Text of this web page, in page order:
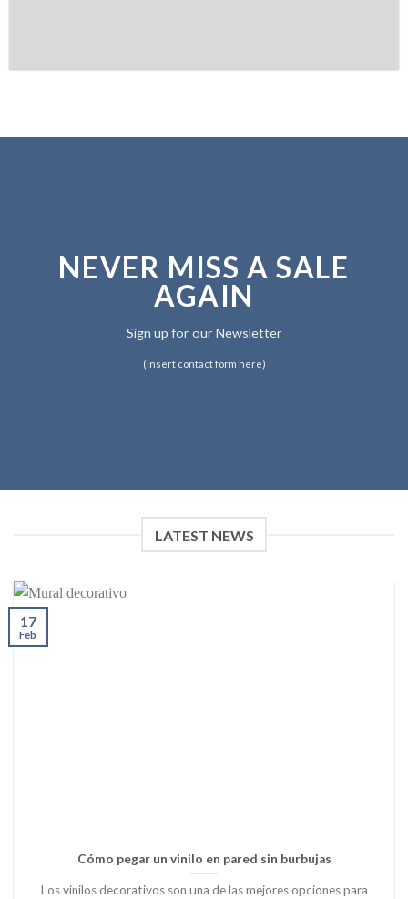
NEVER MISS A SALE
AGAIN
Sign up for our Newsletter
(insert contact form here)
LATEST NEWS
Cómo pegar un vinilo en pared sin burbujas
Los vinilos decorativos son una de las mejores opciones para
17
Feb